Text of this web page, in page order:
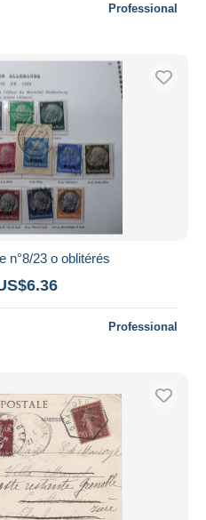
Professional
n°8/23 o oblitérés
Professional